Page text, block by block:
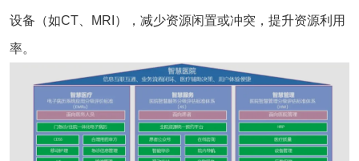
设备（如CT、MRI），减少资源闲置或冲突，提升资源利用
率。